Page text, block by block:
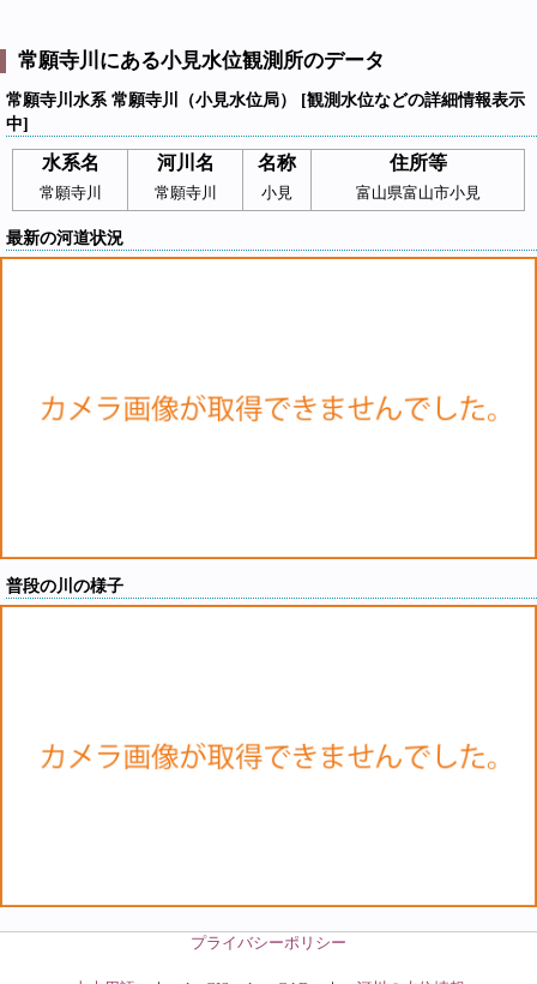
常願寺川にある小見水位観測所のデータ
常願寺川水系 常願寺川（小見水位局） [観測水位などの詳細情報表示
中]
水系名 河川名 名称 住所等
常願寺川 常願寺川 小見 富山県富山市小見
最新の河道状況
普段の川の様子
プライバシーポリシー